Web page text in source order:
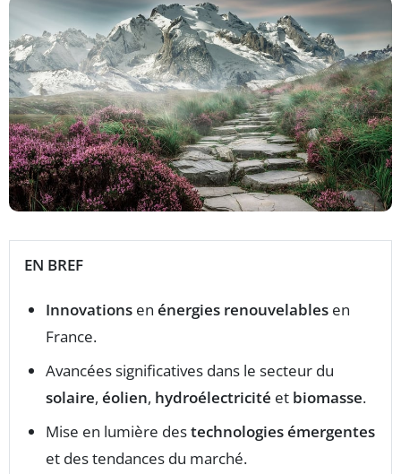
EN BREF
Innovations en énergies renouvelables en
France.
Avancées significatives dans le secteur du
solaire, éolien, hydroélectricité et biomasse.
Mise en lumière destechnologies émergentes
et des tendances du marché.